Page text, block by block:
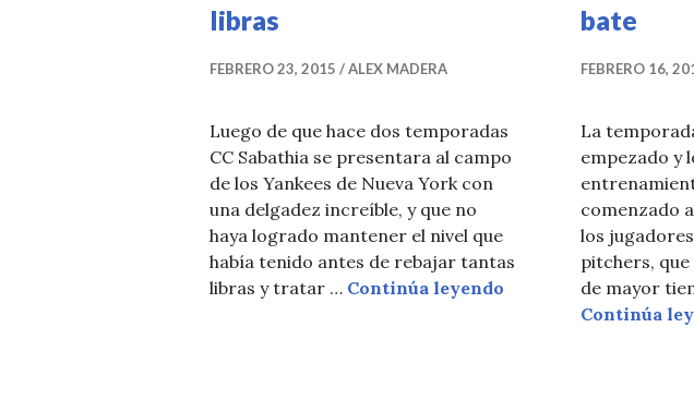
libras
FEBRERO 23, 2015 ALEX MADERA
Luego de que hace dos temporadas
CC Sabathia se presentara al campo
de los Yankees de Nueva York con
una delgadez increíble, y que no
haya logrado mantener el nivel que
había tenido antes de rebajar tantas
libras y tratar … Continúa leyendo CC Sabathia llega a
bate
FEBRERO 16,
La
empezado y
comenzado
los
pitchers, que
de mayor
Continúa